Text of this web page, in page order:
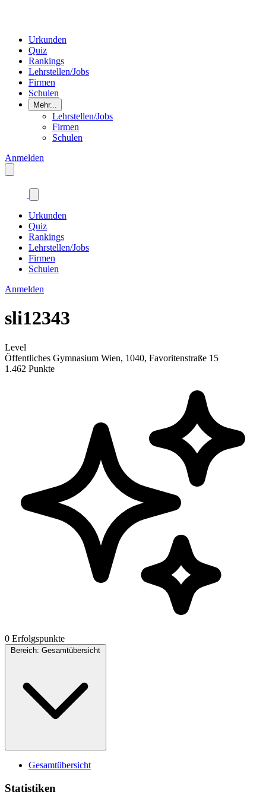
Urkunden
Quiz
Rankings
Lehrstellen/Jobs
Firmen
Schulen
Mehr...
Lehrstellen/Jobs
Firmen
Schulen
Anmelden
Urkunden
Quiz
Rankings
Lehrstellen/Jobs
Firmen
Schulen
Anmelden
sli12343
Level
Öffentliches Gymnasium Wien, 1040, Favoritenstraße 15
1.462 Punkte
0 Erfolgspunkte
Bereich: Gesamtübersicht
Gesamtübersicht
Statistiken